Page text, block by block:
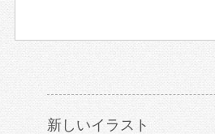
新しいイラスト